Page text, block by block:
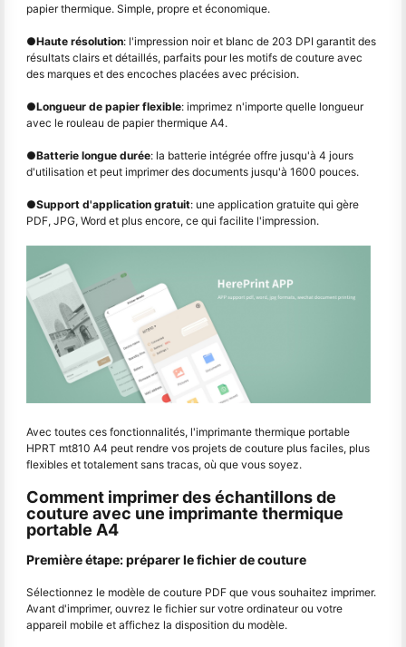
papier thermique. Simple, propre et économique.
●Haute résolution: l'impression noir et blanc de 203 DPI garantit des
résultats clairs et détaillés, parfaits pour les motifs de couture avec
des marques et des encoches placées avec précision.
●Longueur de papier flexible: imprimez n'importe quelle longueur
avec le rouleau de papier thermique A4.
●Batterie longue durée: la batterie intégrée offre jusqu'à 4 jours
d'utilisation et peut imprimer des documents jusqu'à 1600 pouces.
●Support d'application gratuit: une application gratuite qui gère
PDF, JPG, Word et plus encore, ce qui facilite l'impression.
Avec toutes ces fonctionnalités, l'imprimante thermique portable
HPRT mt810 A4 peut rendre vos projets de couture plus faciles, plus
flexibles et totalement sans tracas, où que vous soyez.
Comment imprimer des échantillons de
couture avec une imprimante thermique
portable A4
Première étape: préparer le fichier de couture
Sélectionnez le modèle de couture PDF que vous souhaitez imprimer.
Avant d'imprimer, ouvrez le fichier sur votre ordinateur ou votre
appareil mobile et affichez la disposition du modèle.